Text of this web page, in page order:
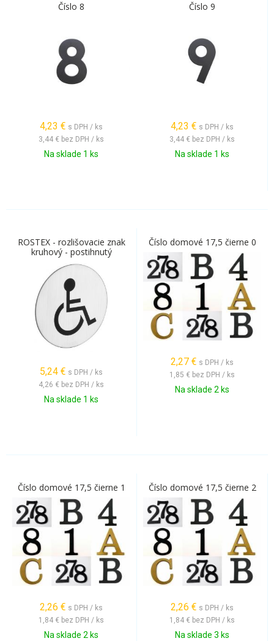
Číslo 8
4,23 € s DPH / ks
3,44 € bez DPH / ks
Na sklade 1 ks
Číslo 9
4,23 € s DPH / ks
3,44 € bez DPH / ks
Na sklade 1 ks
ROSTEX - rozlišovacie znak
kruhový - postihnutý
5,24 € s DPH / ks
4,26 € bez DPH / ks
Na sklade 1 ks
Číslo domové 17,5 čierne 0
2,27 € s DPH / ks
1,85 € bez DPH / ks
Na sklade 2 ks
Číslo domové 17,5 čierne 1
2,26 € s DPH / ks
1,84 € bez DPH / ks
Na sklade 2 ks
Číslo domové 17,5 čierne 2
2,26 € s DPH / ks
1,84 € bez DPH / ks
Na sklade 3 ks